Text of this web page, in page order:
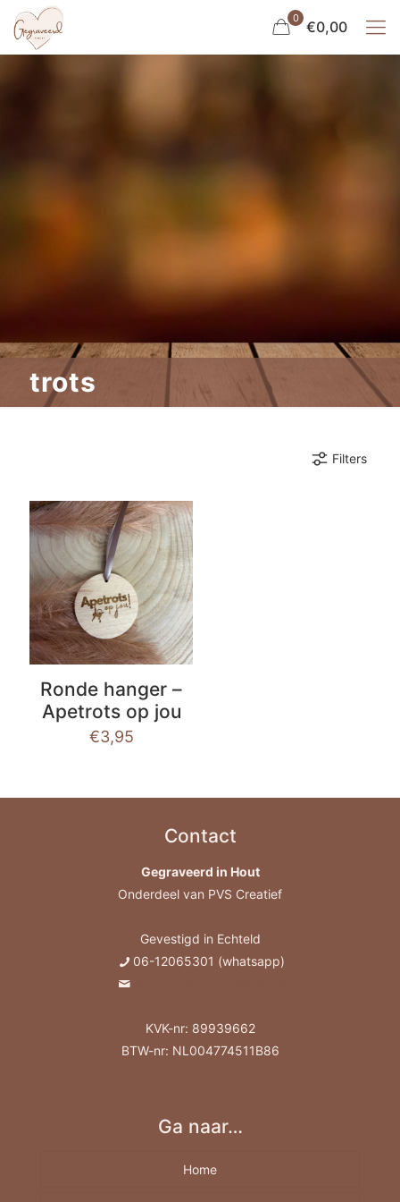
0 €0,00
trots
Filters
Ronde hanger –
Apetrots op jou
€3,95
Contact
Gegraveerd in Hout
Onderdeel van PVS Creatief
Gevestigd in Echteld
06-12065301 (whatsapp)
KVK-nr: 89939662
BTW-nr: NL004774511B86
Ga naar…
Home